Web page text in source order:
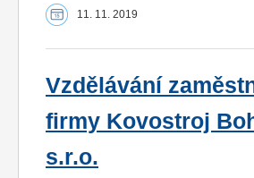
11. 11. 2019
Vzdělávání
firmy Kovostroj
s.r.o.